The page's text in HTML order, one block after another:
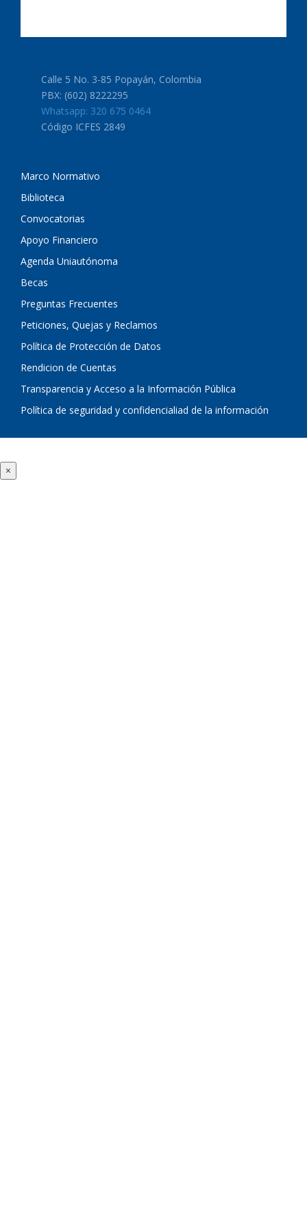
Calle 5 No. 3-85 Popayán, Colombia
PBX: (602) 8222295
Whatsapp: 320 675 0464
Código ICFES 2849
Marco Normativo
Biblioteca
Convocatorias
Apoyo Financiero
Agenda Uniautónoma
Becas
Preguntas Frecuentes
Peticiones, Quejas y Reclamos
Política de Protección de Datos
Rendicion de Cuentas
Transparencia y Acceso a la Información Pública
Política de seguridad y confidencialiad de la información
×